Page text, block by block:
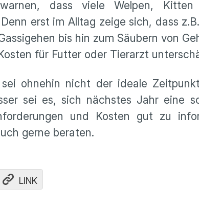
dass viele Welpen,
erst im Alltag zeige sich, dass
bis hin zum Säubern von
für Futter oder Tierarzt
ohnehin nicht der ideale
sei es, sich nächstes Jahr eine
und Kosten gut zu
gerne beraten.
LINK